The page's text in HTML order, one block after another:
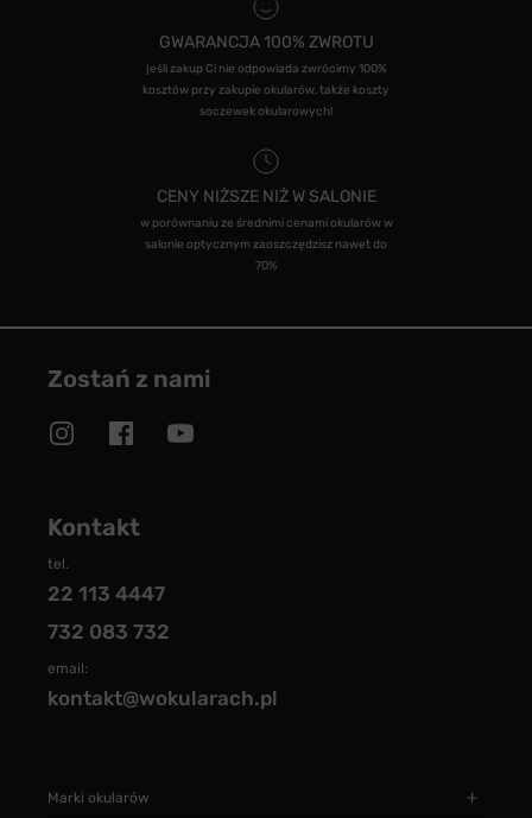
GWARANCJA 100% ZWROTU
jeśli zakup Ci nie odpowiada zwrócimy 100%
kosztów przy zakupie okularów, także koszty
soczewek okularowych!
CENY NIŻSZE NIŻ W SALONIE
w porównaniu ze średnimi cenami okularów w
salonie optycznym zaoszczędzisz nawet do
70%
Zostań z nami
Kontakt
tel.
22 113 4447
732 083 732
email:
kontakt@wokularach.pl
Marki okularów